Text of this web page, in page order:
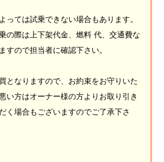
っては試乗できない場合もあります。
の際は上下架代金、燃料 代、交通費な
すので担当者に確認下さい。
となりますので、お約束をお守りいた
い方はオーナー様の方よりお取り引き
く場合もございますのでご了承下さ